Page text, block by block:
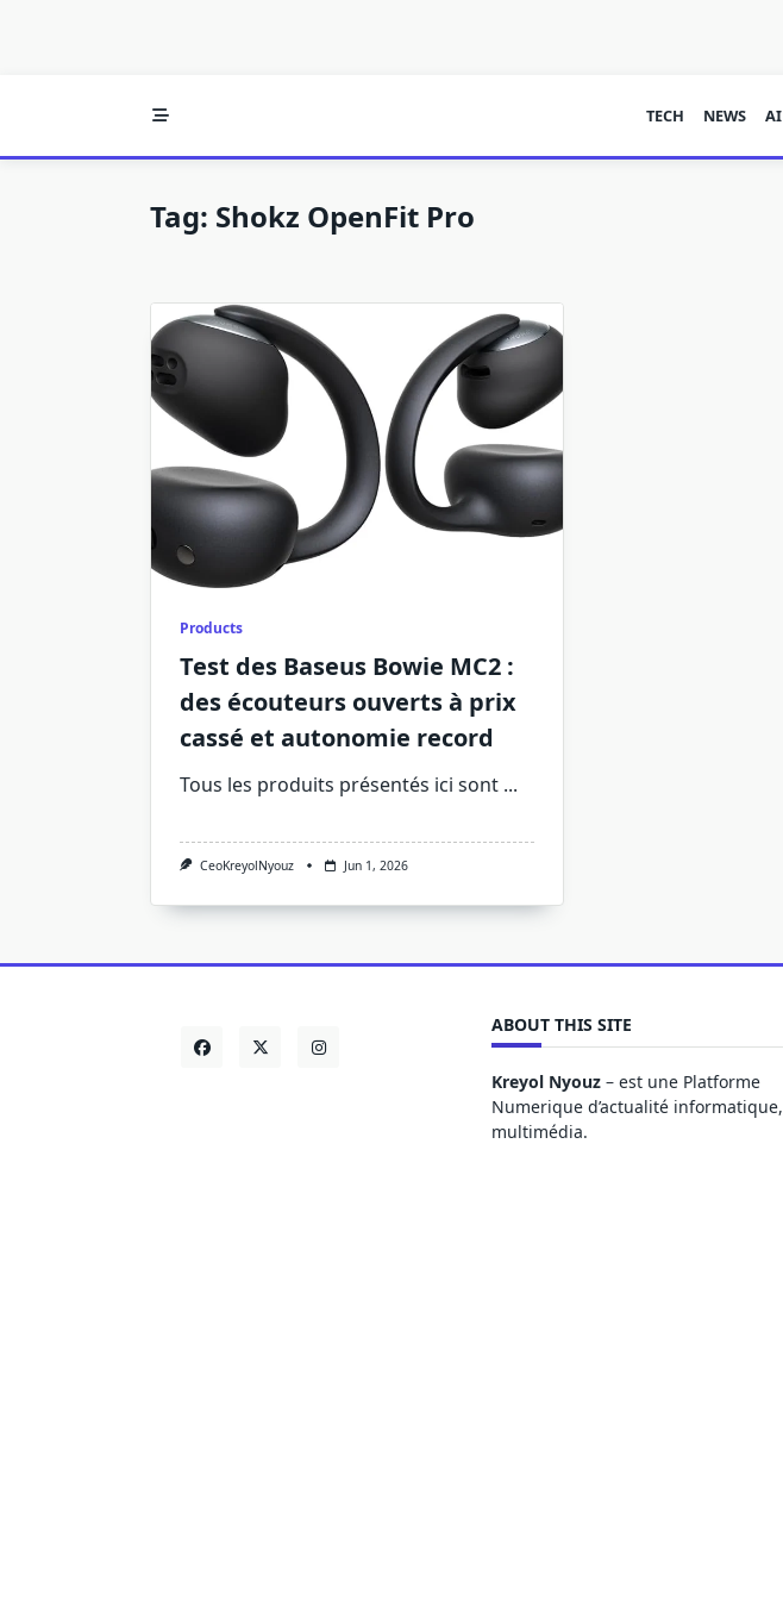
TECH NEWS AI
Tag: Shokz OpenFit Pro
Products
Test des Baseus Bowie MC2 :
des écouteurs ouverts à prix
cassé et autonomie record
Tous les produits présentés ici sont ...
CeoKreyolNyouz Jun 1, 2026
ABOUT THIS SITE
Kreyol Nyouz – est une Platforme
Numerique d’actualité informatique,
multimédia.